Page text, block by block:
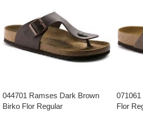
044701 Ramses Dark Brown
Birko Flor Regular
Flor